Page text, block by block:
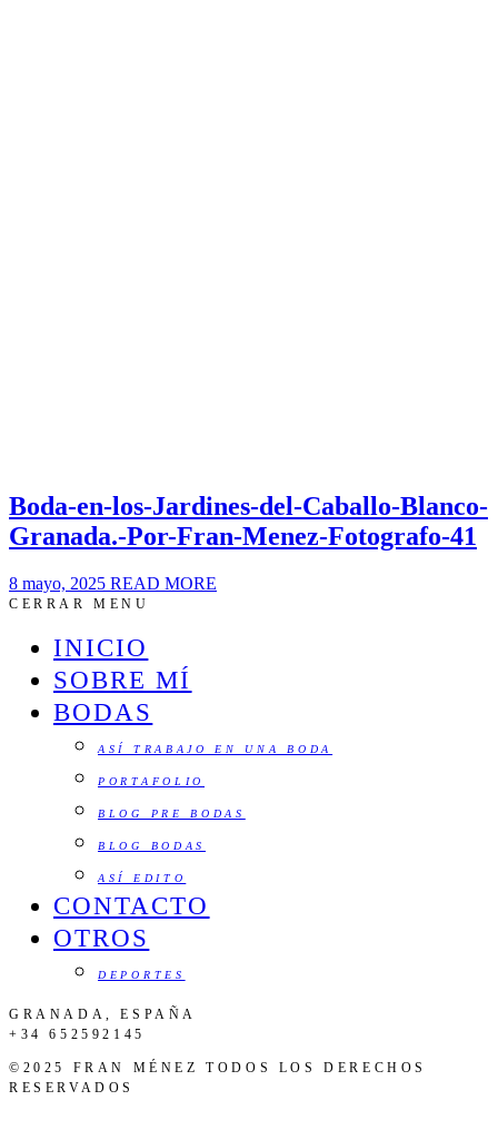
Boda-en-los-Jardines-del-Caballo-Blanco-
Granada.-Por-Fran-Menez-Fotografo-41
8 mayo, 2025 READ MORE
CERRAR MENU
INICIO
SOBRE MÍ
BODAS
ASÍ TRABAJO EN UNA BODA
PORTAFOLIO
BLOG PRE BODAS
BLOG BODAS
ASÍ EDITO
CONTACTO
OTROS
DEPORTES
GRANADA, ESPAÑA
+34 652592145
©2025 FRAN MÉNEZ TODOS LOS DERECHOS
RESERVADOS